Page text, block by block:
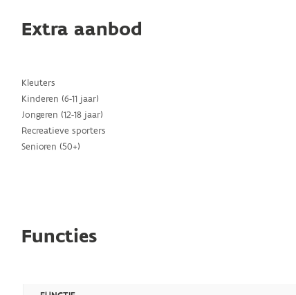
Extra aanbod
Kleuters
Kinderen (6-11 jaar)
Jongeren (12-18 jaar)
Recreatieve sporters
Senioren (50+)
Functies